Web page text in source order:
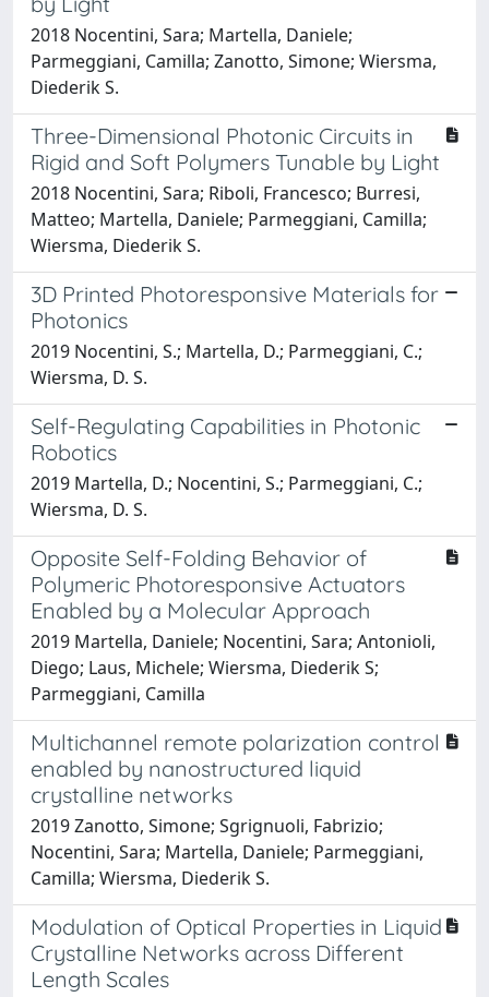
2018 Nocentini, Sara; Martella, Daniele;
Parmeggiani, Camilla; Zanotto, Simone; Wiersma,
Diederik S.
Three-Dimensional Photonic Circuits in
Rigid and Soft Polymers Tunable by Light
2018 Nocentini, Sara; Riboli, Francesco; Burresi,
Matteo; Martella, Daniele; Parmeggiani, Camilla;
Wiersma, Diederik S.
3D Printed Photoresponsive Materials for
Photonics
2019 Nocentini, S.; Martella, D.; Parmeggiani, C.;
Wiersma, D. S.
Self-Regulating Capabilities in Photonic
Robotics
2019 Martella, D.; Nocentini, S.; Parmeggiani, C.;
Wiersma, D. S.
Opposite Self-Folding Behavior of
Polymeric Photoresponsive Actuators
Enabled by a Molecular Approach
2019 Martella, Daniele; Nocentini, Sara; Antonioli,
Diego; Laus, Michele; Wiersma, Diederik S;
Parmeggiani, Camilla
Multichannel remote polarization control
enabled by nanostructured liquid
crystalline networks
2019 Zanotto, Simone; Sgrignuoli, Fabrizio;
Nocentini, Sara; Martella, Daniele; Parmeggiani,
Camilla; Wiersma, Diederik S.
Modulation of Optical Properties in Liquid
Crystalline Networks across Different
Length Scales